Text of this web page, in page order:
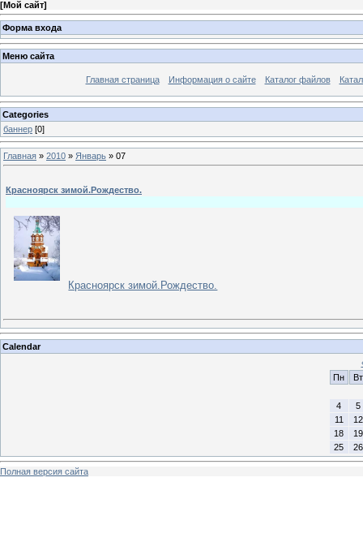
[Мой сайт]
Форма входа
Меню сайта
Главная страница Информация о сайте Каталог файлов
Categories
баннер [0]
Главная » 2010 » Январь » 07
Красноярск зимой.Рождество.
Красноярск зимой.Рождество.
Calendar
Пн
Вт
4
5
11
12
18
19
25
26
Полная версия сайта